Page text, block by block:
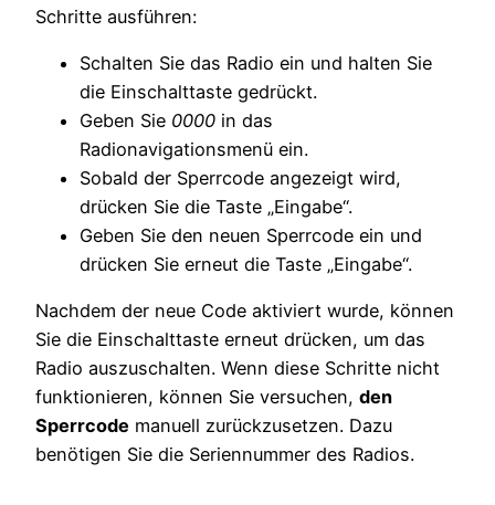
Schritte ausführen:
Schalten Sie das Radio ein und halten Sie
die Einschalttaste gedrückt.
Geben Sie 0000 in das
Radionavigationsmenü ein.
Sobald der Sperrcode angezeigt wird,
drücken Sie die Taste „Eingabe“.
Geben Sie den neuen Sperrcode ein und
drücken Sie erneut die Taste „Eingabe“.
Nachdem der neue Code aktiviert wurde, können
Sie die Einschalttaste erneut drücken, um das
Radio auszuschalten. Wenn diese Schritte nicht
funktionieren, können Sie versuchen, den
Sperrcode manuell zurückzusetzen. Dazu
benötigen Sie die Seriennummer des Radios.